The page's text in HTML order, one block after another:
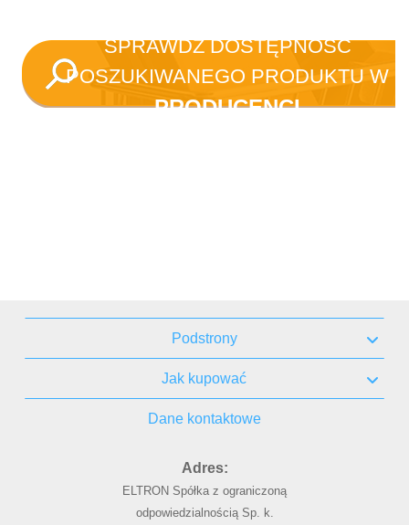
SPRAWDŹ DOSTĘPNOŚĆ
POSZUKIWANEGO PRODUKTU W
PRODUCENCI
Podstrony
Jak kupować
Dane kontaktowe
Adres:
ELTRON Spółka z ograniczoną
odpowiedzialnością Sp. k.